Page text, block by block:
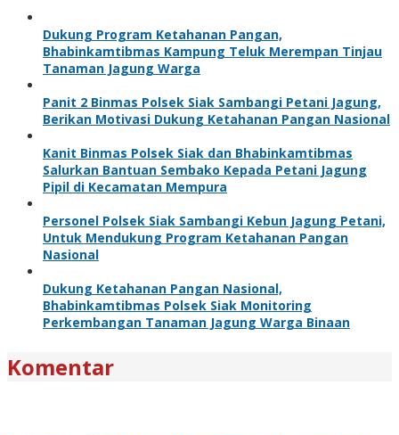
Dukung Program Ketahanan Pangan,
Bhabinkamtibmas Kampung Teluk Merempan Tinjau
Tanaman Jagung Warga
Panit 2 Binmas Polsek Siak Sambangi Petani Jagung,
Berikan Motivasi Dukung Ketahanan Pangan Nasional
Kanit Binmas Polsek Siak dan Bhabinkamtibmas
Salurkan Bantuan Sembako Kepada Petani Jagung
Pipil di Kecamatan Mempura
Personel Polsek Siak Sambangi Kebun Jagung Petani,
Untuk Mendukung Program Ketahanan Pangan
Nasional
Dukung Ketahanan Pangan Nasional,
Bhabinkamtibmas Polsek Siak Monitoring
Perkembangan Tanaman Jagung Warga Binaan
Komentar